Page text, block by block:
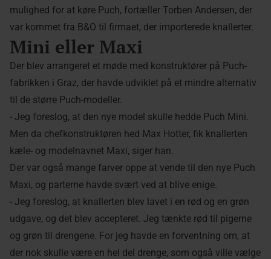
mulighed for at køre Puch, fortæller Torben Andersen, der
var kommet fra B&O til firmaet, der importerede knallerter.
Mini eller Maxi
Der blev arrangeret et møde med konstruktører på Puch-
fabrikken i Graz, der havde udviklet på et mindre alternativ
til de større Puch-modeller.
- Jeg foreslog, at den nye model skulle hedde Puch Mini.
Men da chefkonstruktøren hed Max Hotter, fik knallerten
kæle- og modelnavnet Maxi, siger han.
Der var også mange farver oppe at vende til den nye Puch
Maxi, og parterne havde svært ved at blive enige.
- Jeg foreslog, at knallerten blev lavet i en rød og en grøn
udgave, og det blev accepteret. Jeg tænkte rød til pigerne
og grøn til drengene. For jeg havde en forventning om, at
der nok skulle være en hel del drenge, som også ville vælge